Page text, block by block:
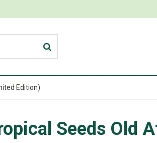
Edition)
Seeds Old